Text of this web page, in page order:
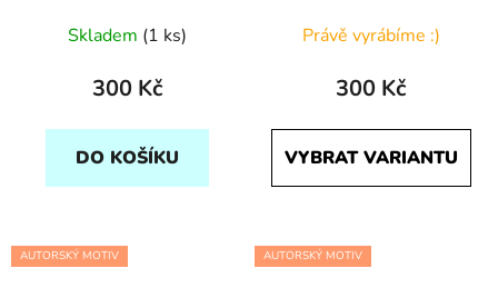
Skladem (1 ks)
300 Kč
DO KOŠÍKU
Právě vyrábíme :)
300 Kč
VYBRAT VARIANTU
AUTORSKÝ MOTIV AUTORSKÝ MOTIV